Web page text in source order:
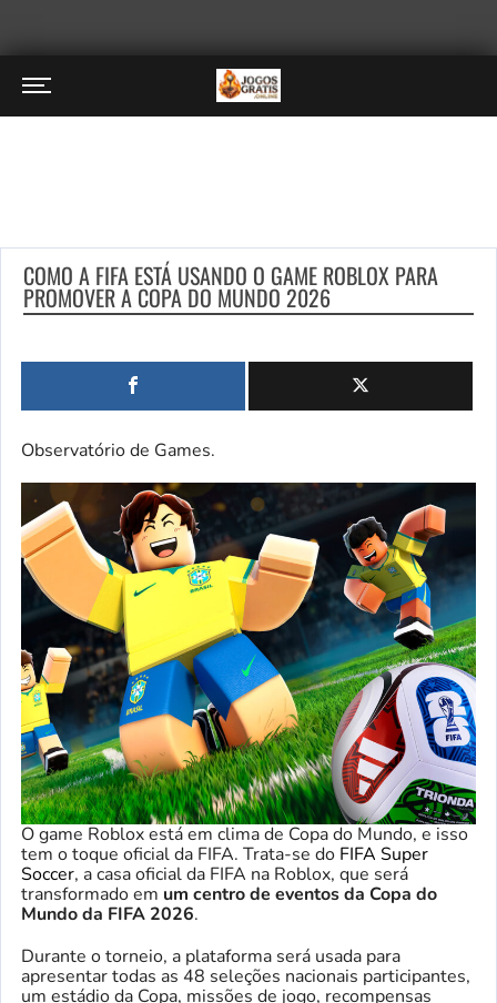
COMO A FIFA ESTÁ USANDO O GAME ROBLOX PARA
PROMOVER A COPA DO MUNDO 2026
Observatório de Games.
O game Roblox está em clima de Copa do Mundo, e isso
tem o toque oficial da FIFA. Trata-se do FIFA Super
Soccer, a casa oficial da FIFA na Roblox, que será
transformado em um centro de eventos da Copa do
Mundo da FIFA 2026.
Durante o torneio, a plataforma será usada para
apresentar todas as 48 seleções nacionais participantes,
um estádio da Copa, missões de jogo, recompensas